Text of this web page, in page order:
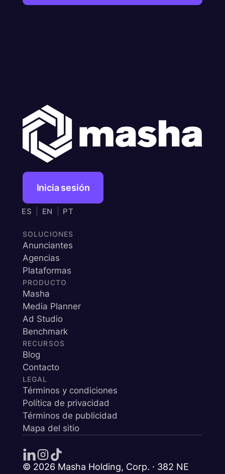
Inicia sesión
ES EN PT
SOLUCIONES
Anunciantes
Agencias
Plataformas
PRODUCTO
Masha
Media Planner
Ad Studio
Benchmark
RECURSOS
Blog
Contacto
LEGAL
Términos y condiciones
Política de privacidad
Términos de publicidad
Mapa del sitio
© 2026 Masha Holding, Corp. · 382 NE